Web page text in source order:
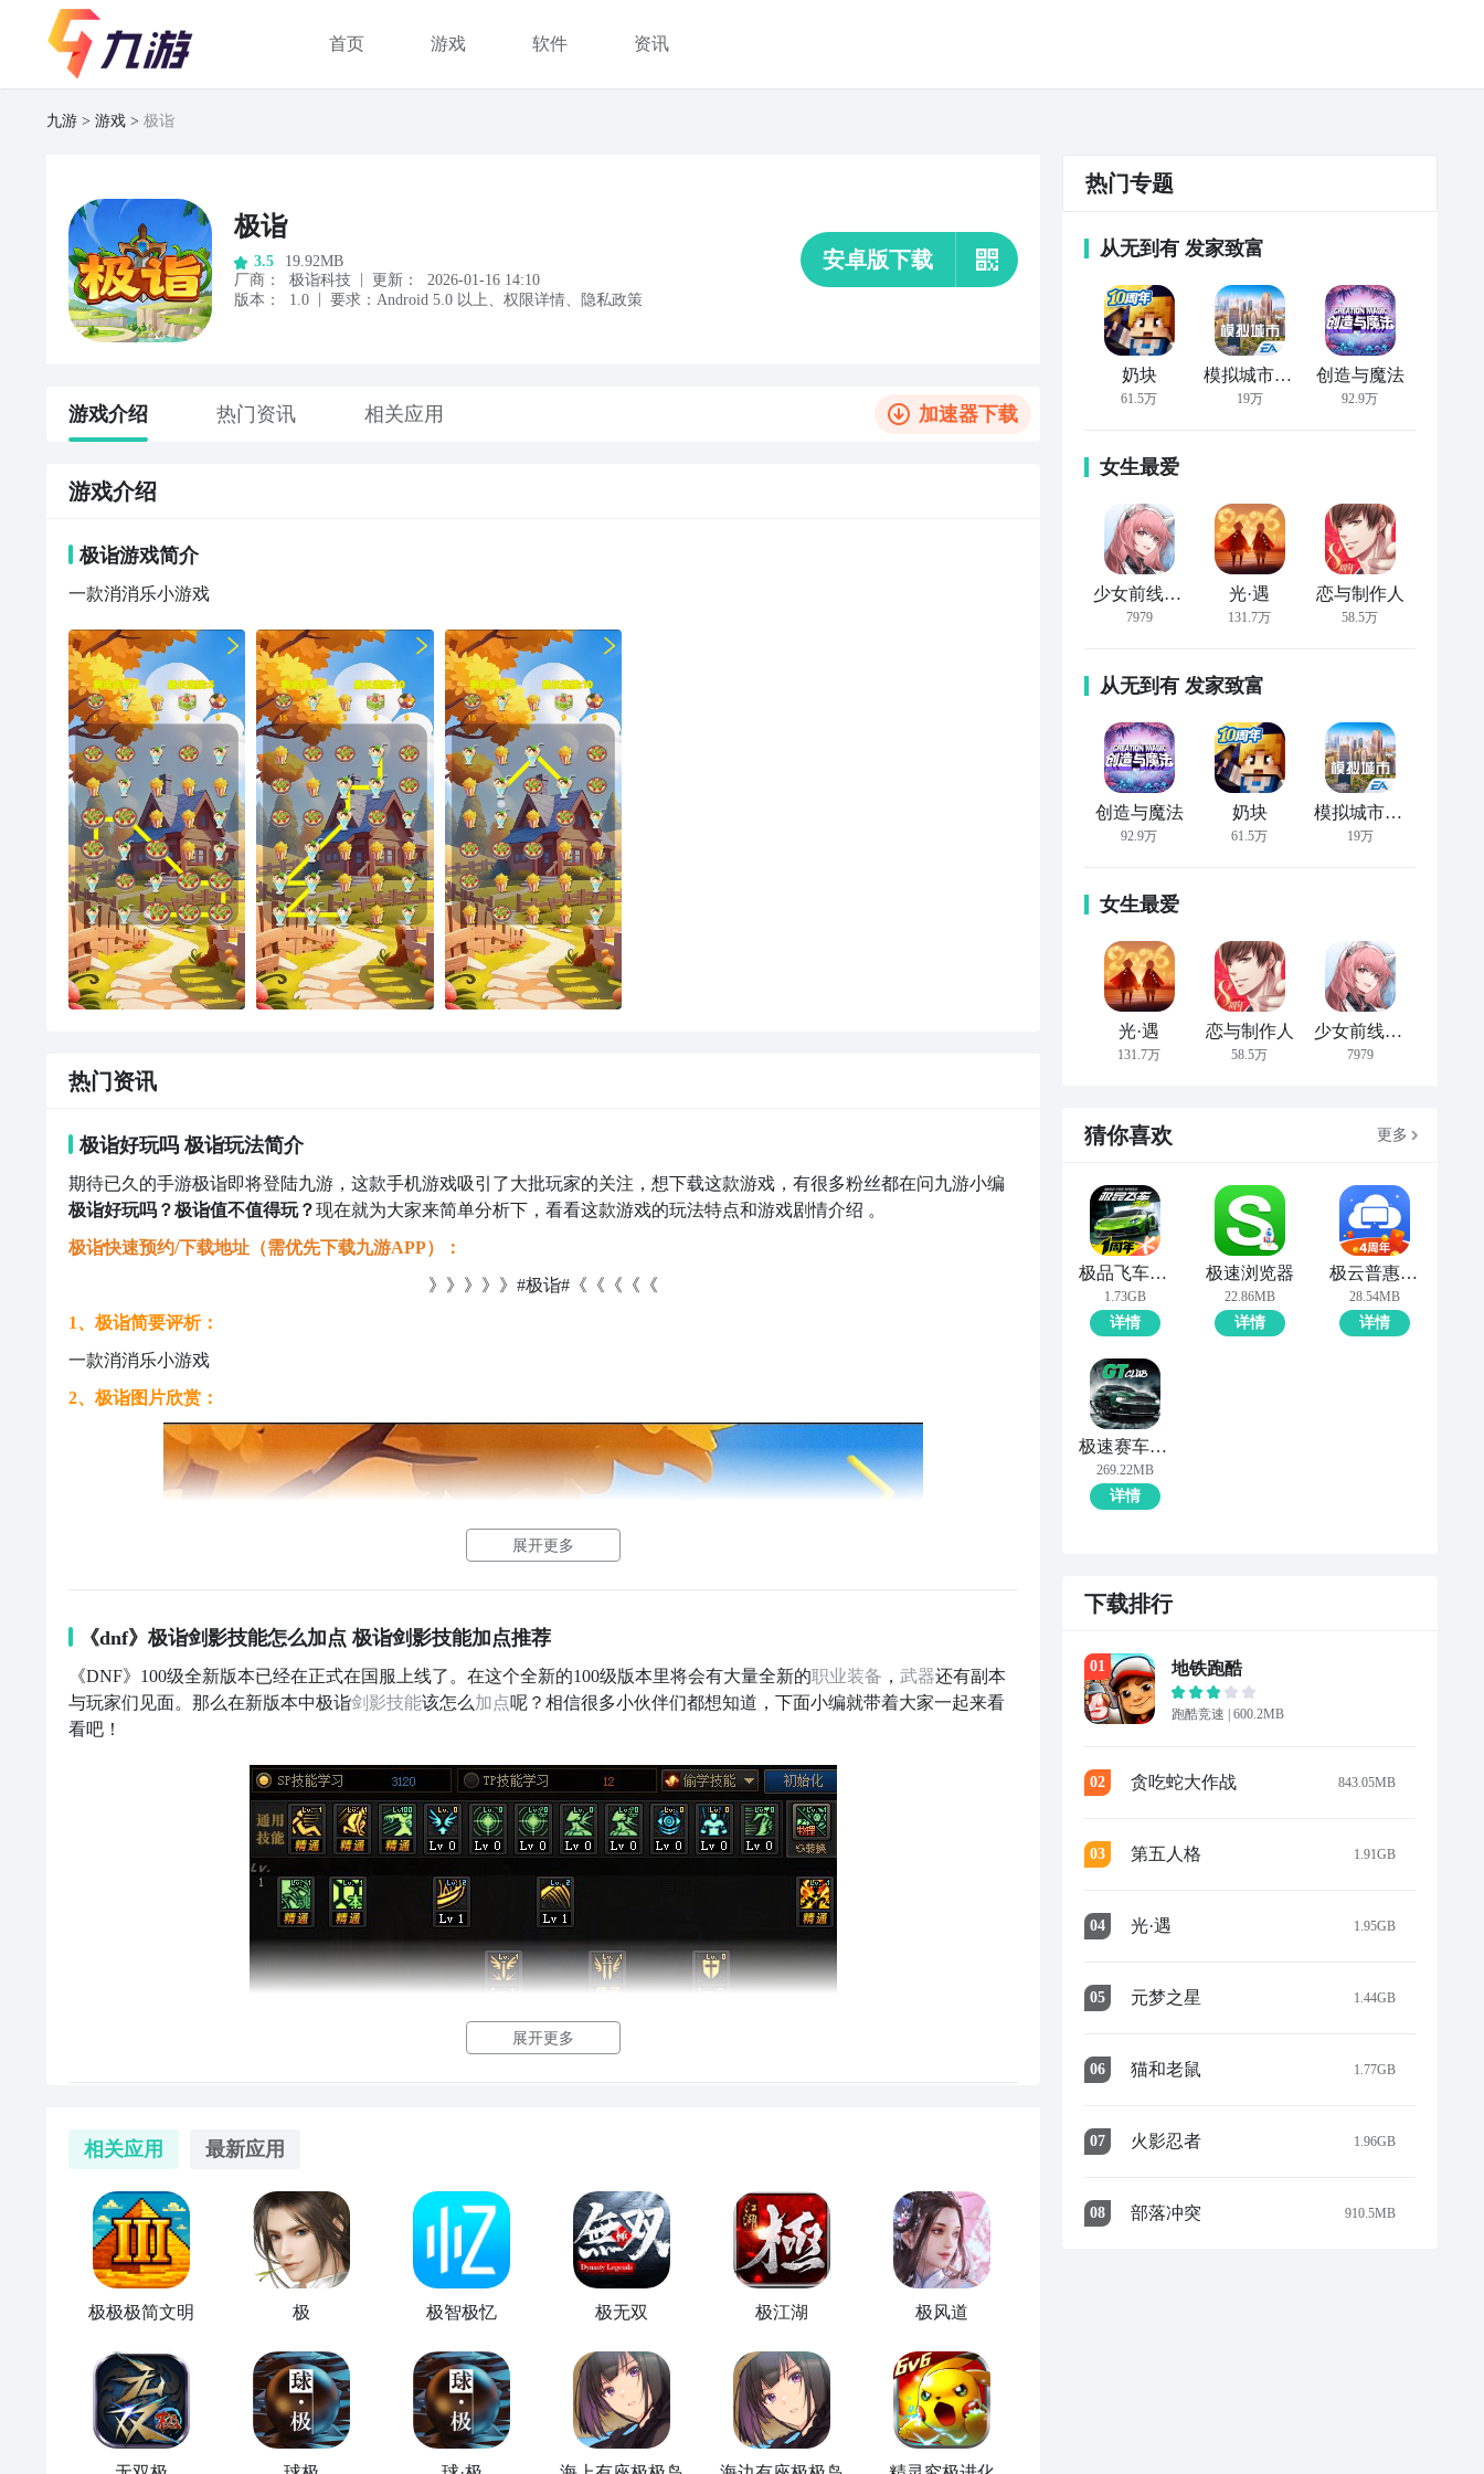
首页 游戏 软件 资讯
九游 游戏 极诣
极诣
3.5
19.92MB
厂商 ： 极诣科技 更新：
2026-01-16 14:10
版本：
1.0 要求： Android 5.0 以上、 权限详情、 隐私政策
安卓版下载
游戏介绍 热门资讯 相关应用 加速器下载
游戏介绍
极诣游戏简介
一款消消乐小游戏
热门资讯
极诣好玩吗 极诣玩法简介
期待已久的手游极诣即将登陆九游，这款手机游戏吸引了大批玩家的关注，想下载这款游戏，有很多粉丝都在问九游小编
极诣好玩吗？极诣值不值得玩？现在就为大家来简单分析下，看看这款游戏的玩法特点和游戏剧情介绍 。
极诣快速预约/下载地址（需优先下载九游APP）：
》》》》》#极诣#《《《《《
1、极诣简要评析：
一款消消乐小游戏
2、极诣图片欣赏：
展开更多
《dnf》极诣剑影技能怎么加点 极诣剑影技能加点推荐
《DNF》100级全新版本已经在正式在国服上线了。在这个全新的100级版本里将会有大量全新的职业装备 ， 武器还有副本
与玩家们见面。那么在新版本中极诣剑影技能该怎么加点呢？相信很多小伙伴们都想知道，下面小编就带着大家一起来看
看吧！
展开更多
能。那么极诣契魔者
加点是什么？下面既无欸大家带来DNF100极诣契魔者刷图加点 攻略。
相关应用 最新应用
极极极简文明 极 极智极忆 极无双 极江湖 极风道
热门专题
从无到有 发家致富
奶块
61.5万
模拟城市：我是市长
19万
创造与魔法
92.9万
女生最爱
少女前线：云图计划
7979
光·遇
131.7万
恋与制作人
58.5万
从无到有 发家致富
创造与魔法
92.9万
奶块
61.5万
模拟城市：我是市长
19万
女生最爱
光·遇
131.7万
恋与制作人
58.5万
少女前线：云图计划
7979
猜你喜欢 更多
极品飞车：集结
1.73GB
详情
极速浏览器
22.86MB
详情
极云普惠云电脑
28.54MB
详情
极速赛车俱乐部
269.22MB
详情
下载排行
01 地铁跑酷
跑酷竞速 | 600.2MB
02 贪吃蛇大作战 843.05MB
03 第五人格 1.91GB
04 光·遇 1.95GB
05 元梦之星 1.44GB
06 猫和老鼠 1.77GB
07 火影忍者 1.96GB
08 部落冲突 910.5MB